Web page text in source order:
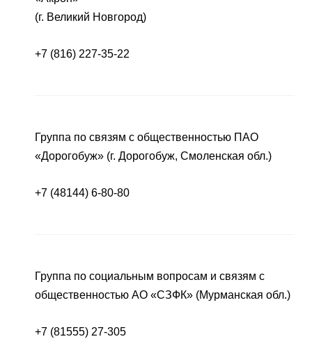
(г. Великий Новгород)
+7 (816) 227-35-22
Группа по связям с общественностью ПАО
«Дорогобуж» (г. Дорогобуж, Смоленская обл.)
+7 (48144) 6-80-80
Группа по социальным вопросам и связям с
общественностью АО «СЗФК» (Мурманская обл.)
+7 (81555) 27-305